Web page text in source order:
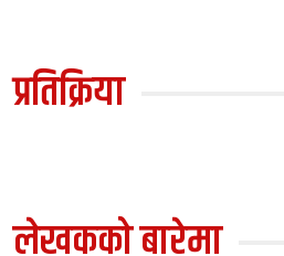
प्रतिक्रिया
लेखकको बारेमा